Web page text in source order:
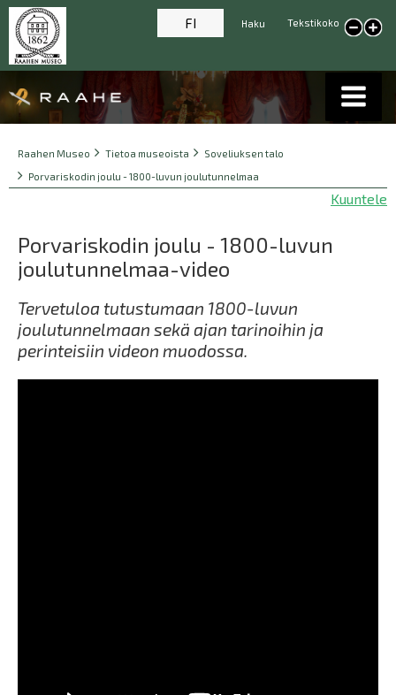
Tekstikoko
Pienennä tekstikokoa
Haku
FI
Breadcrumbs
You
are
here:
Raahen Museo Tietoa museoista
Soveliuksen talo
Porvariskodin joulu - 1800-luvun joulutunnelmaa
Kuuntele
Porvariskodin joulu - 1800-luvun
joulutunnelmaa-video
Tervetuloa tutustumaan 1800-luvun
joulutunnelmaan sekä ajan tarinoihin ja
perinteisiin videon muodossa.